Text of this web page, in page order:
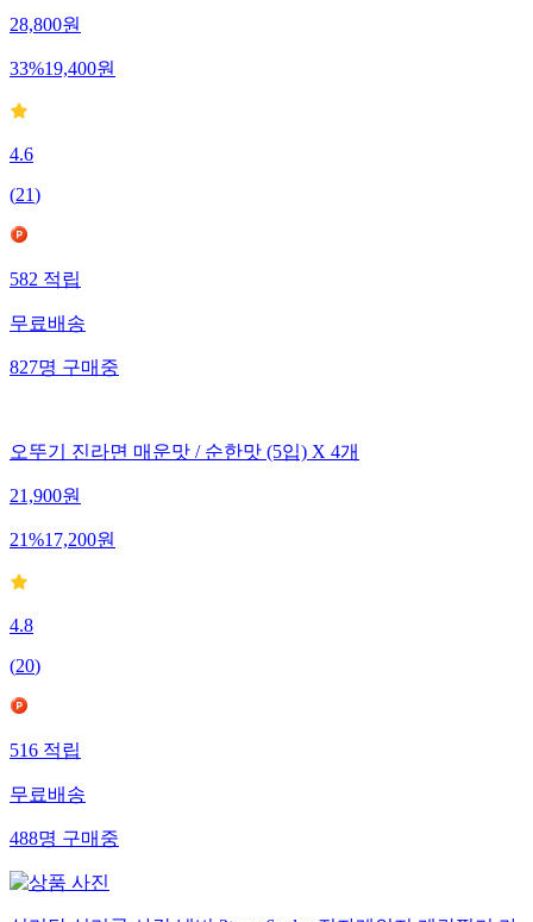
28,800원
33%19,400원
4.6
(21)
582적립
무료배송
827명구매중
오뚜기 진라면 매운맛 / 순한맛 (5입) X 4개
21,900원
21%17,200원
4.8
(20)
516적립
무료배송
488명구매중